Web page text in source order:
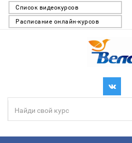
Список видеокурсов
Расписание онлайн-курсов